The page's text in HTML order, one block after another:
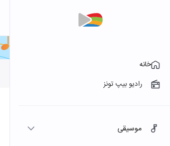
خانه
رادیو بیپ تونز
موسیقی